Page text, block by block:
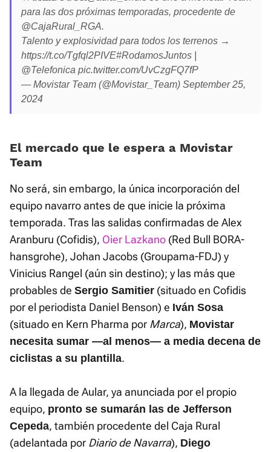
para las dos próximas temporadas, procedente de
@CajaRural_RGA.
Talento y explosividad para todos los terrenos →
https://t.co/Tgfql2PIVE#RodamosJuntos
@Telefonica pic.twitter.com/UvCzgFQ7fP
— Movistar Team (@Movistar_Team) September 25,
2024
El mercado que le espera a Movistar
Team
No será, sin embargo, la única incorporación del
equipo navarro antes de que inicie la próxima
temporada. Tras las salidas confirmadas de Alex
Aranburu (Cofidis), Oier Lazkano (Red Bull BORA-
hansgrohe), Johan Jacobs (Groupama-FDJ) y
Vinicius Rangel (aún sin destino); y las más que
probables de Sergio Samitier (situado en Cofidis
por el periodista Daniel Benson) e Iván Sosa
(situado en Kern Pharma por Marca), Movistar
necesita sumar —al menos— a media decena de
ciclistas a su plantilla.
A la llegada de Aular, ya anunciada por el propio
equipo, pronto se sumarán las de Jefferson
Cepeda, también procedente del Caja Rural
(adelantada por Diario de Navarra), Diego